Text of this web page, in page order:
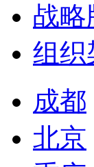
战略
组织
成都
北京